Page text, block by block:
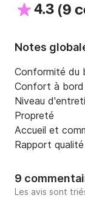
4.3 (9
Notes
Conformité du
Confort à bord
Niveau
Propreté
Accueil et
Rapport
9
Les avis sont